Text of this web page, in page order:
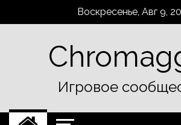
Воскресенье, Авг 9,
Игровое